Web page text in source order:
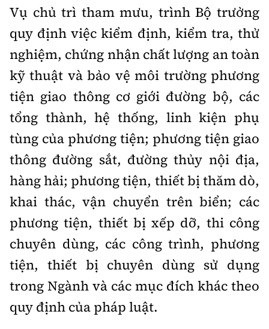
Vụ chủ trì tham mưu, trình Bộ trưởng
quy định việc kiểm định, kiểm tra, thử
nghiệm, chứng nhận chất lượng an toàn
kỹ thuật và bảo vệ môi trường phương
tiện giao thông cơ giới đường bộ, các
tổng thành, hệ thống, linh kiện phụ
tùng của phương tiện; phương tiện giao
thông đường sắt, đường thủy nội địa,
hàng hải; phương tiện, thiết bị thăm dò,
khai thác, vận chuyển trên biển; các
phương tiện, thiết bị xếp dỡ, thi công
chuyên dùng, các công trình, phương
tiện, thiết bị chuyên dùng sử dụng
trong Ngành và các mục đích khác theo
quy định của pháp luật.